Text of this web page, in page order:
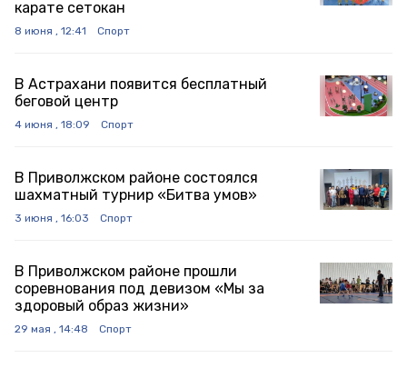
карате сетокан
8 июня , 12:41 Спорт
В Астрахани появится бесплатный
беговой центр
4 июня , 18:09 Спорт
В Приволжском районе состоялся
шахматный турнир «Битва умов»
3 июня , 16:03 Спорт
В Приволжском районе прошли
соревнования под девизом «Мы за
здоровый образ жизни»
29 мая , 14:48 Спорт